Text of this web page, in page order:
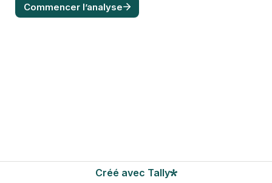
Commencer l’analyse
Créé avec Tally